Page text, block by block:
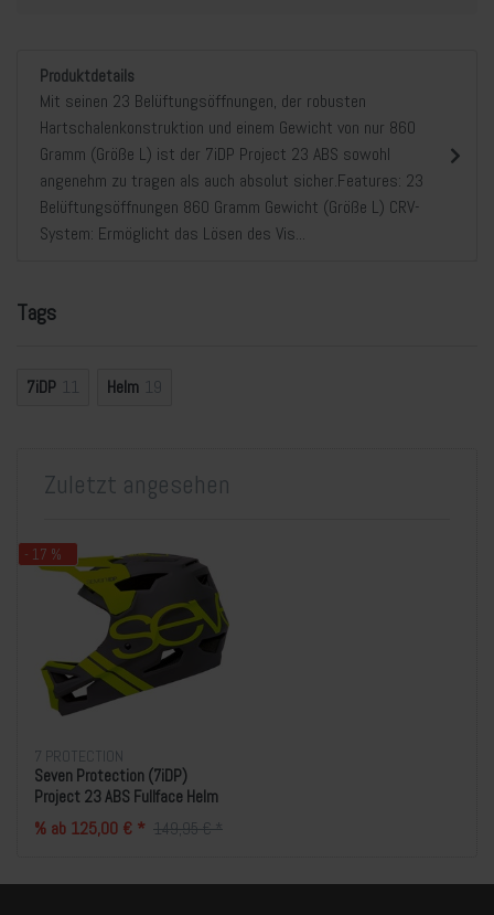
Produktdetails
Mit seinen 23 Belüftungsöffnungen, der robusten
Hartschalenkonstruktion und einem Gewicht von nur 860
Gramm (Größe L) ist der 7iDP Project 23 ABS sowohl
angenehm zu tragen als auch absolut sicher.Features: 23
Belüftungsöffnungen 860 Gramm Gewicht (Größe L) CRV-
System: Ermöglicht das Lösen des Vis...
Tags
7iDP 11 Helm 19
Zuletzt angesehen
- 17 %
7 PROTECTION
Seven Protection (7iDP)
Project 23 ABS Fullface Helm
% ab 125,00 € * 149,95 € *